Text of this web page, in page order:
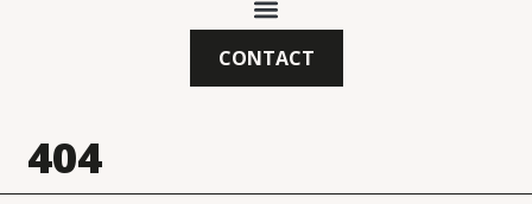
CONTACT
404